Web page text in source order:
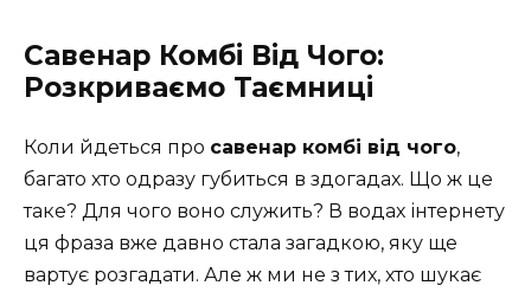
Савенар Комбі Від Чого:
Розкриваємо Таємниці
Коли йдеться про савенар комбі від чого,
багато хто одразу губиться в здогадах. Що ж це
таке? Для чого воно служить? В водах інтернету
ця фраза вже давно стала загадкою, яку ще
вартує розгадати. Але ж ми не з тих, хто шукає